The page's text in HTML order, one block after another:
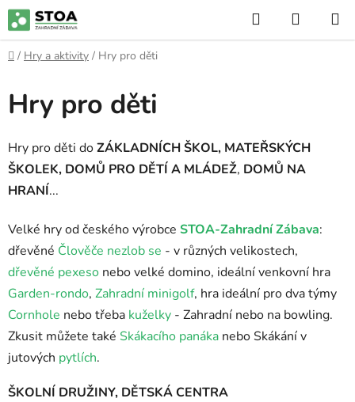
Přejít
na
obsah
Hledat
KOŠÍK
Domů
/ Hry a aktivity / Hry pro děti
Hry pro děti
Hry pro děti doZÁKLADNÍCH ŠKOL, MATEŘSKÝCH
ŠKOLEK, DOMŮ PRO DĚTÍ A MLÁDEŽ, DOMŮ NA
HRANÍ...
Velké hry od českého výrobce STOA-Zahradní Zábava:
dřevěné Člověče nezlob se - v různých velikostech,
dřevěné pexeso nebo velké domino, ideální venkovní hra
Garden-rondo, Zahradní minigolf, hra ideální pro dva týmy
Cornhole nebo třeba kuželky - Zahradní nebo na bowling.
Zkusit můžete také Skákacího panáka nebo Skákání v
jutových pytlích.
ŠKOLNÍ DRUŽINY, DĚTSKÁ CENTRA